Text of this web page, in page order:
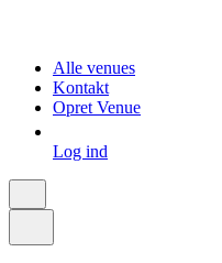
Alle venues
Kontakt
Opret Venue
Log ind